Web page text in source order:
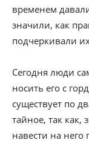
временем
значили, как
подчеркивали
Сегодня люди
носить его с
существует по
тайное, так
навести на него